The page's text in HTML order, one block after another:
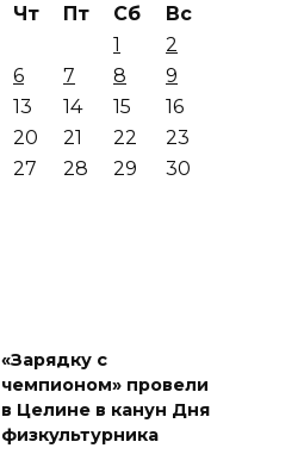
Чт Пт Сб
Вс
1
2
6 7 8
9
13 14 15
16
20 21 22
23
27 28 29
30
«Зарядку с
чемпионом» провели
в Целине в канун Дня
физкультурника